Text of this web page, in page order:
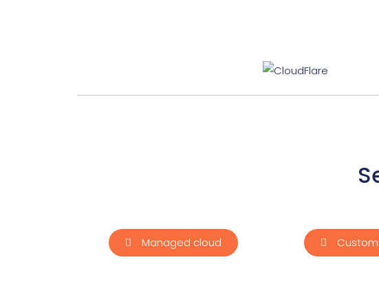
Managed cloud